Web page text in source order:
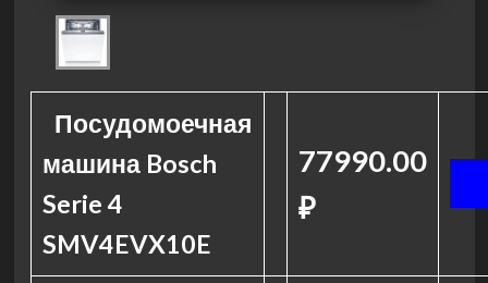
Посудомоечная
машина Bosch
Serie 4
SMV4EVX10E
77990.00
₽